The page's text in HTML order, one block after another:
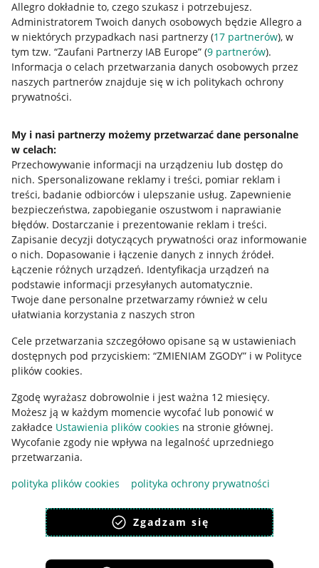
Allegro dokładnie to, czego szukasz i potrzebujesz.
Administratorem Twoich danych osobowych będzie Allegro a
w niektórych przypadkach nasi partnerzy (17 partnerów), w
tym tzw. “Zaufani Partnerzy IAB Europe” (9 partnerów).
Informacja o celach przetwarzania danych osobowych przez
naszych partnerów znajduje się w ich politykach ochrony
prywatności.
My i nasi partnerzy możemy przetwarzać dane personalne
w celach:
Przechowywanie informacji na urządzeniu lub dostęp do
nich. Spersonalizowane reklamy i treści, pomiar reklam i
treści, badanie odbiorców i ulepszanie usług. Zapewnienie
bezpieczeństwa, zapobieganie oszustwom i naprawianie
błędów. Dostarczanie i prezentowanie reklam i treści.
Zapisanie decyzji dotyczących prywatności oraz informowanie
o nich. Dopasowanie i łączenie danych z innych źródeł.
Łączenie różnych urządzeń. Identyfikacja urządzeń na
podstawie informacji przesyłanych automatycznie.
Twoje dane personalne przetwarzamy również w celu
ułatwiania korzystania z naszych stron
Cele przetwarzania szczegółowo opisane są w ustawieniach
dostępnych pod przyciskiem: “ZMIENIAM ZGODY” i w Polityce
plików cookies.
Zgodę wyrażasz dobrowolnie i jest ważna 12 miesięcy.
Możesz ją w każdym momencie wycofać lub ponowić w
zakładce Ustawienia plików cookies na stronie głównej.
Wycofanie zgody nie wpływa na legalność uprzedniego
przetwarzania.
polityka plików cookies
polityka ochrony prywatności
Zgadzam się
Przydatne informacje
Jak to działa
Allegro Gadane dla sprzedających
Allegro Gadane dla kupujących
Mapa miejscowości
Informacje prawne
Regulamin
Polityka plików "cookies"
Ustawienia plików "cookies"
Udostępnianie lokalizacji
Informacje dla Aktu o Usługach Cyfrowych
Pobierz aplikację